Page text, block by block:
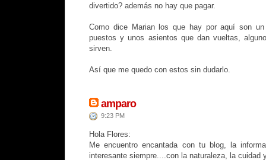
divertido? además no hay que pagar.
Como dice Marian los que hay por aquí son
puestos y unos asientos que dan vueltas,
sirven.
Así que me quedo con estos sin dudarlo.
amparo
9:23 PM
Hola Flores:
Me encuentro encantada con tu blog, la
interesante siempre....con la naturaleza, la cuidad